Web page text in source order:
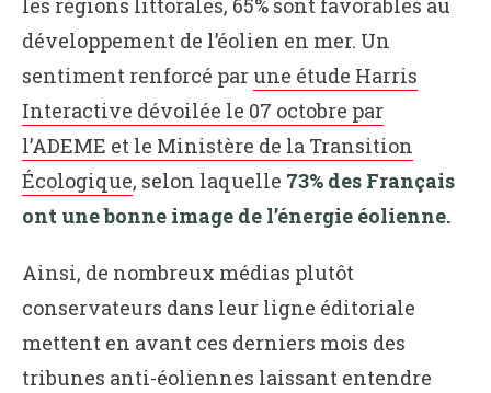
les régions littorales, 65% sont favorables au
développement de l’éolien en mer. Un
sentiment renforcé par une étude Harris
Interactive dévoilée le 07 octobre par
l’ADEME et le Ministère de la Transition
Écologique, selon laquelle 73% des Français
ont une bonne image de l’énergie éolienne.
Ainsi, de nombreux médias plutôt
conservateurs dans leur ligne éditoriale
mettent en avant ces derniers mois des
tribunes anti-éoliennes laissant entendre